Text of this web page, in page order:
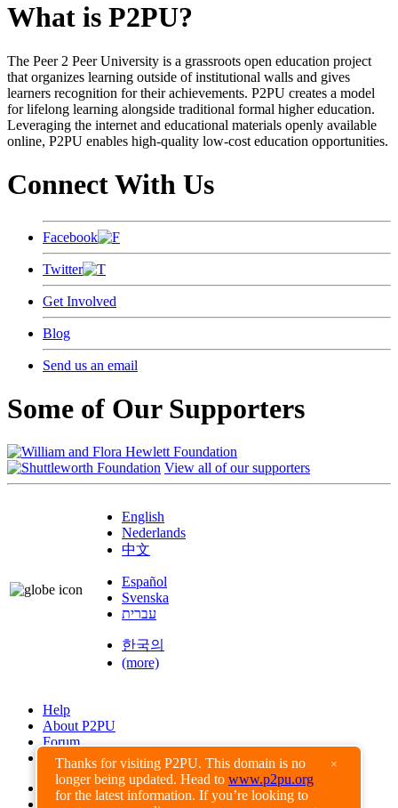
Thanks for visiting P2PU. This domain is no
longer being updated. Head to www.p2pu.org
for the latest information. If you’re looking to
×
What is P2PU?
The Peer 2 Peer University is a grassroots open education project
that organizes learning outside of institutional walls and gives
learners recognition for their achievements. P2PU creates a model
for lifelong learning alongside traditional formal higher education.
Leveraging the internet and educational materials openly available
online, P2PU enables high-quality low-cost education opportunities.
Connect With Us
Facebook
Twitter
Get Involved
Blog
Send us an email
Some of Our Supporters
View all of our supporters
English
Nederlands
中文
Español
Svenska
עברית
한국의
(more)
Help
About P2PU
Forum
Found a Bug?
Creative Commons
Share-Alike